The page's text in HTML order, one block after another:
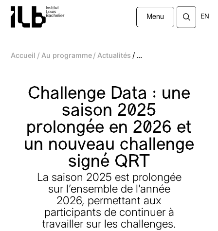
Institut
Louis
Bachelier
Menu EN
Accueil / Au programme/ Actualités / ...
Challenge Data : une
saison 2025
prolongée en 2026 et
un nouveau challenge
signé QRT
La saison 2025 est prolongée
sur l’ensemble de l’année
2026, permettant aux
participants de continuer à
travailler sur les challenges.